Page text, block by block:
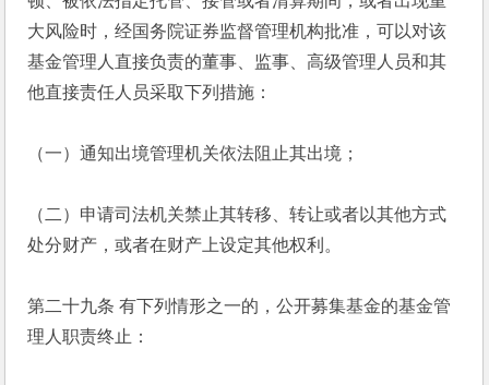
大风险时，经国务院证券监督管理机构批准，可以对该
基金管理人直接负责的董事、监事、高级管理人员和其
他直接责任人员采取下列措施：
（一）通知出境管理机关依法阻止其出境；
（二）申请司法机关禁止其转移、转让或者以其他方式
处分财产，或者在财产上设定其他权利。
第二十九条 有下列情形之一的，公开募集基金的基金管
理人职责终止：